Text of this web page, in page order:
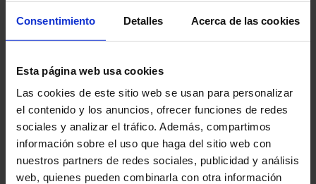
Consentimiento Detalles Acerca de las cookies
Esta página web usa cookies
Las cookies de este sitio web se usan para personalizar
el contenido y los anuncios, ofrecer funciones de redes
sociales y analizar el tráfico. Además, compartimos
información sobre el uso que haga del sitio web con
nuestros partners de redes sociales, publicidad y análisis
web, quienes pueden combinarla con otra información
aproximadamente 0.1% a 0.3%.
ser emocionalmente desafiante y llevar a decisiones
difíciles.
Amniocentesis y Diagnóstico Genético
Preimplantacional (DGP)